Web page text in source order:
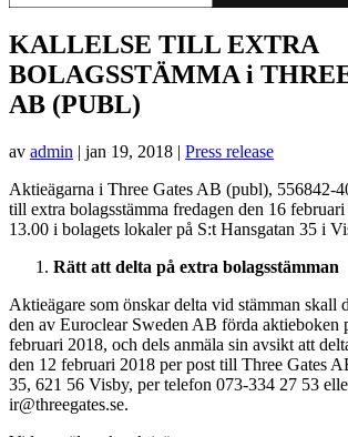
KALLELSE TILL EXTRA
BOLAGSSTÄMMA i
AB (PUBL)
av admin | jan 19, 2018 | Press release
Aktieägarna i Three Gates AB (publ), 556842-
till extra bolagsstämma fredagen den 16
13.00 i bolagets lokaler på S:t Hansgatan 35 i
Rätt att delta på extra bolagsstämman
Aktieägare som önskar delta vid stämman skall
den av Euroclear Sweden AB förda aktieboken
februari 2018, och dels anmäla sin avsikt att
den 12 februari 2018 per post till Three Gates
35, 621 56 Visby, per telefon 073-334 27 53
ir@threegates.se.